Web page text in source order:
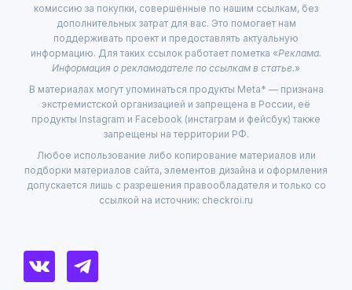
комиссию за покупки, совершённые по нашим ссылкам, без
дополнительных затрат для вас. Это помогает нам
поддерживать проект и предоставлять актуальную
информацию. Для таких ссылок работает пометка «Реклама.
Информация о рекламодателе по ссылкам в статье.»
В материалах могут упоминаться продукты Meta* — признана
экстремистской организацией и запрещена в России, её
продукты Instagram и Facebook (инстаграм и фейсбук) также
запрещены на территории РФ.
Любое использование либо копирование материалов или
подборки материалов сайта, элементов дизайна и оформления
допускается лишь с разрешения правообладателя и только со
ссылкой на источник: checkroi.ru